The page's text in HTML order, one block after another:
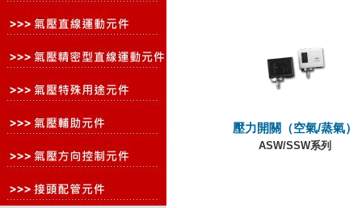
壓力開關（空氣/蒸氣）
ASW/SSW系列